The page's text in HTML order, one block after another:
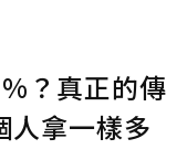
？真正的傳
人拿一樣多